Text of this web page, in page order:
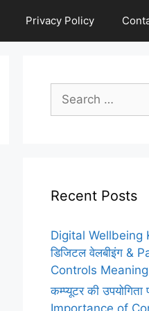
Privacy Policy
Search
for:
Recent Posts
Digital Wellbeing
डिजिटल वेलबीइंग &
Controls
कम्प्यूटर की उपयोगिता
Importance of